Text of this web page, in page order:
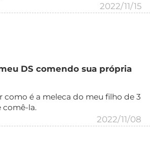
2022/11/15
DS comendo sua própria
como é a meleca do meu filho de 3
comê-la.
2022/11/08